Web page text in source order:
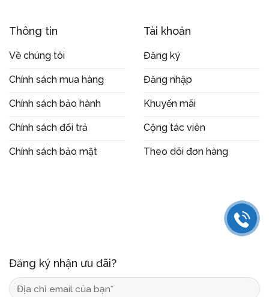
Thông tin
Về chúng tôi
Chính sách mua hàng
Chính sách bảo hành
Chính sách đổi trả
Chính sách bảo mật
Tài khoản
Đăng ký
Đăng nhập
Khuyến mãi
Cộng tác viên
Theo dõi đơn hàng
Đăng ký nhận ưu đãi?